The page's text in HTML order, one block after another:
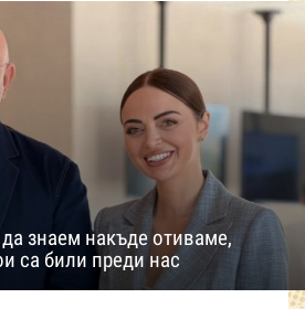
знаем накъде отиваме,
са били преди нас